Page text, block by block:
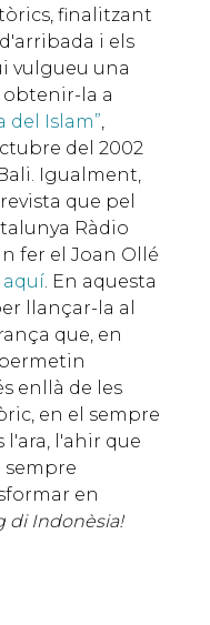
finalitzant
i els
vulgueu una
obtenir-la a
del Islam”,
del 2002
Igualment,
que pel
Ràdio
fer el Joan Ollé
aquí. En aquesta
llançar-la al
que, en
enllà de les
en el sempre
l'ara, l'ahir que
sempre
en
di Indonèsia!